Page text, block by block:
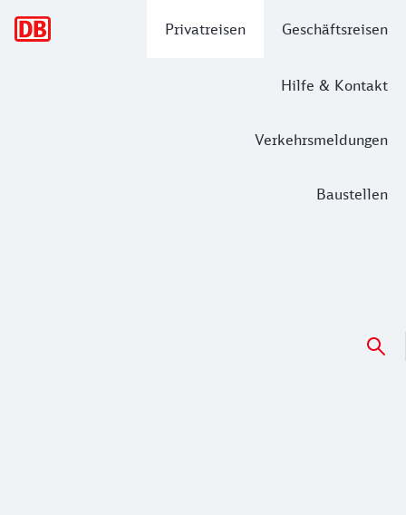
Privatreisen Geschäftsreisen
Hilfe & Kontakt
Verkehrsmeldungen
Baustellen